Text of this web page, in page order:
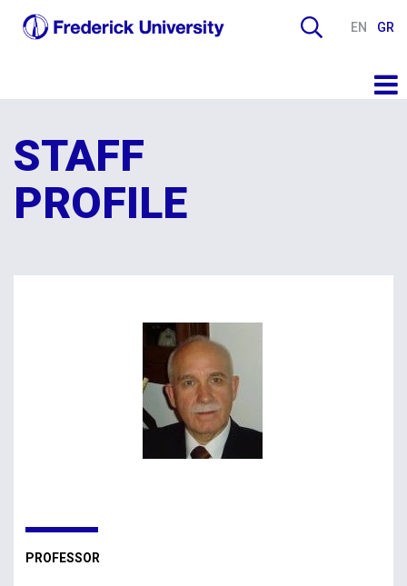
EN GR
STAFF
PROFILE
PROFESSOR